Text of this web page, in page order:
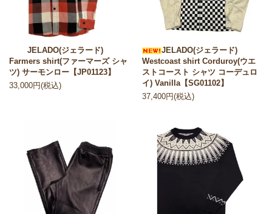
JELADO(ジェラード)
Farmers shirt(ファーマーズ シャ
ツ) サーモンロー【JP01123】
33,000円(税込)
JELADO(ジェラード)
Westcoast shirt Corduroy(ウエ
ストコースト シャツ コーデュロ
イ) Vanilla【SG01102】
37,400円(税込)